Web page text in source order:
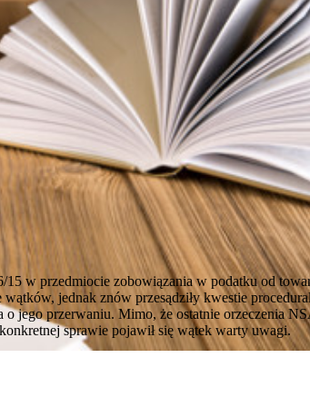
w przedmiocie zobowiązania w podatku od
jednak znów przesądziły kwestie
o jego przerwaniu. Mimo, że ostatnie orzeczenia
sprawie pojawił się wątek warty uwagi.